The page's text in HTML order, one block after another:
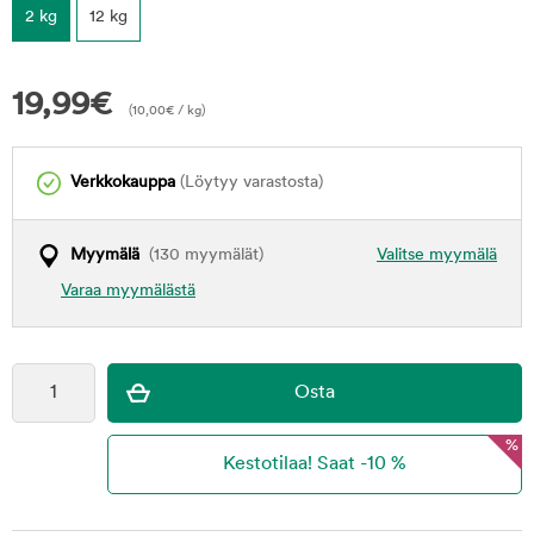
2 kg 12 kg
19,99€ (10,00€ / kg)
Verkkokauppa (Löytyy varastosta)
Valitse myymälä
Myymälä (130 myymälät)
Varaa myymälästä
%